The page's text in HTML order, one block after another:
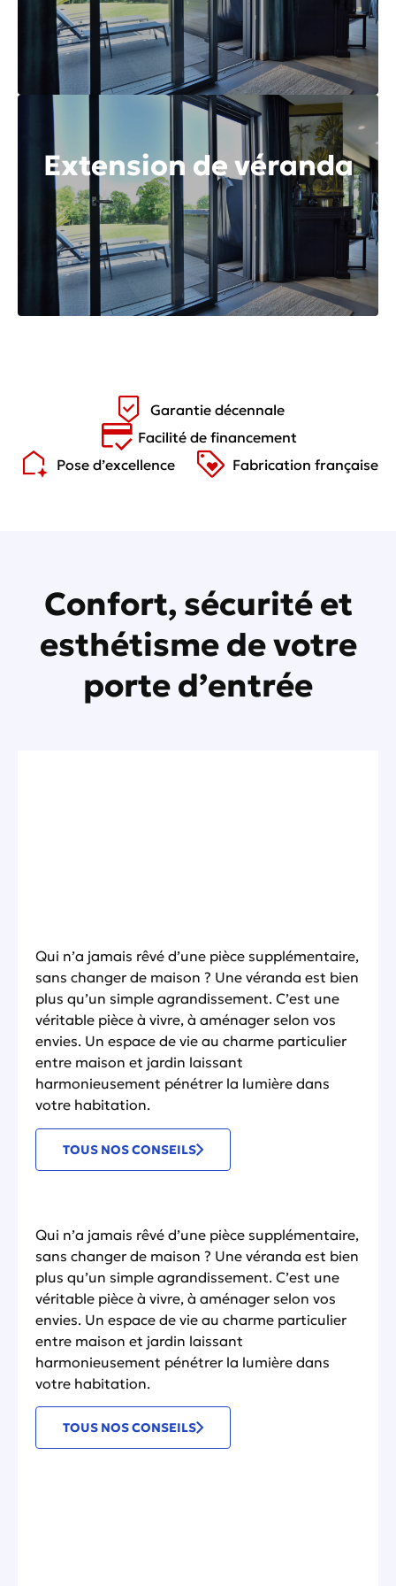
Découvrir toute la gamme
Extension de véranda
Découvrir toute la gamme
Garantie décennale
Facilité de financement
Pose d’excellence
Fabrication française
Confort, sécurité et
esthétisme de votre
porte d’entrée
Qui n’a jamais rêvé d’une pièce supplémentaire,
sans changer de maison ? Une véranda est bien
plus qu’un simple agrandissement. C’est une
véritable pièce à vivre, à aménager selon vos
envies. Un espace de vie au charme particulier
entre maison et jardin laissant
harmonieusement pénétrer la lumière dans
votre habitation.
TOUS NOS CONSEILS
Qui n’a jamais rêvé d’une pièce supplémentaire,
sans changer de maison ? Une véranda est bien
plus qu’un simple agrandissement. C’est une
véritable pièce à vivre, à aménager selon vos
envies. Un espace de vie au charme particulier
entre maison et jardin laissant
harmonieusement pénétrer la lumière dans
votre habitation.
TOUS NOS CONSEILS